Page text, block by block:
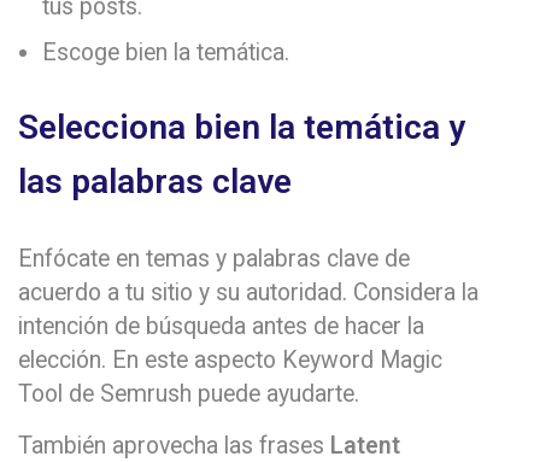
tus posts.
Escoge bien la temática.
Selecciona bien la temática y
las palabras clave
Enfócate en temas y palabras clave de
acuerdo a tu sitio y su autoridad. Considera la
intención de búsqueda antes de hacer la
elección. En este aspecto Keyword Magic
Tool de Semrush puede ayudarte.
También aprovecha las frases Latent